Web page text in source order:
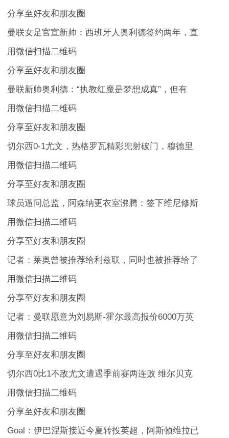
分享至好友和朋友圈
曼联女足官宣新帅：西班牙人奥利德签约两年，直
用微信扫描二维码
分享至好友和朋友圈
曼联新帅奥利德：“执教红魔是梦想成真”，但有
用微信扫描二维码
分享至好友和朋友圈
切尔西0-1尤文，热格罗瓦精彩兜射破门，穆德里
用微信扫描二维码
分享至好友和朋友圈
球员逼问总监，阿森纳更衣室沸腾：签下维尼修斯
用微信扫描二维码
分享至好友和朋友圈
记者：莱奥曾被推荐给利兹联，同时也被推荐给了
用微信扫描二维码
分享至好友和朋友圈
记者：曼联愿意为刘易斯-霍尔最高报价6000万英
用微信扫描二维码
分享至好友和朋友圈
切尔西0比1不敌尤文遭遇季前赛两连败 维尔贝克
用微信扫描二维码
分享至好友和朋友圈
Goal：伊巴涅斯接近今夏转投英超，阿斯顿维拉已